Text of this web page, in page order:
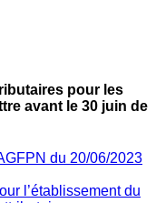
pour les
avant le 30 juin de
du 20/06/2023
l’établissement du